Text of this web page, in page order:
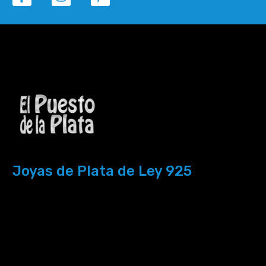
Joyas de Plata de Ley 925